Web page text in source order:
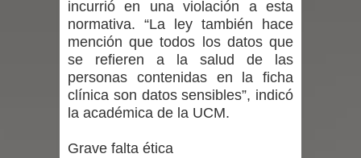
Maule golpea al Gobierno en medio de
denuncias por viviendas sociales en
Talca
Diputado Jorge Guzmán rechaza
proyecto de interconexión eléctrica
incurrió en una violación a esta
normativa. “La ley también hace
mención que todos los datos que
se refieren a la salud de las
personas contenidas en la ficha
clínica son datos sensibles”, indicó
la académica de la UCM.
Grave falta ética